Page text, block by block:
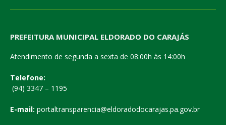
PREFEITURA MUNICIPAL ELDORADO DO CARAJÁS
Atendimento de segunda a sexta de 08:00h às 14:00h
Telefone:
(94) 3347 – 1195
E-mail: portaltransparencia@eldoradodocarajas.pa.gov.br